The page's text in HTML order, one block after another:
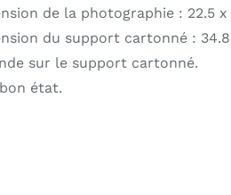
de la photographie : 22.5 x
du support cartonné :
sur le support cartonné.
état.